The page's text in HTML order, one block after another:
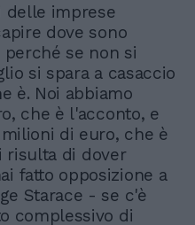
delle imprese
dove sono
se non si
si spara a casaccio
è. Noi abbiamo
che è l'acconto, e
di euro, che è
risulta di dover
fatto opposizione a
Starace - se c'è
complessivo di